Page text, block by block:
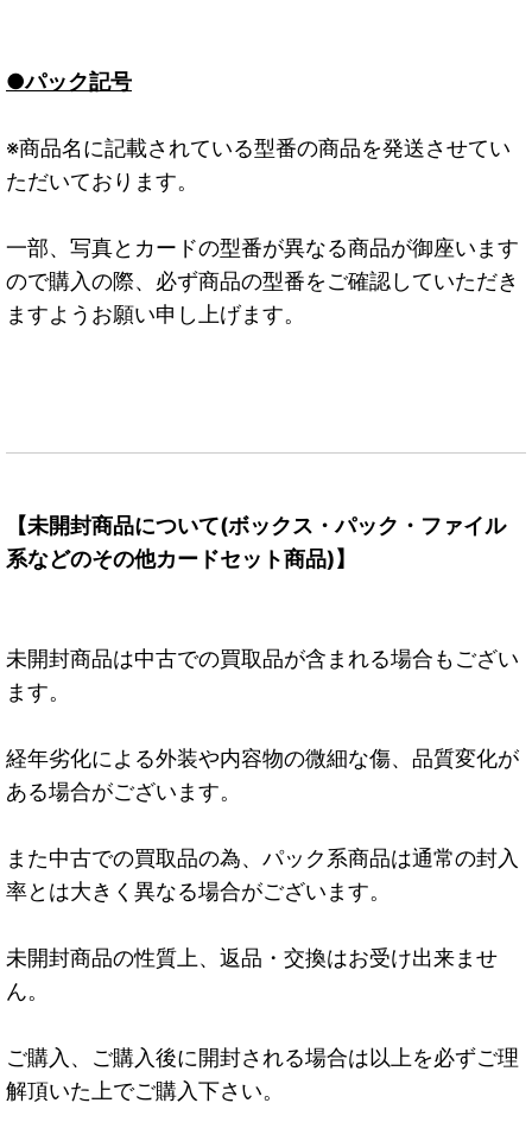
●パック記号
※商品名に記載されている型番の商品を発送させてい
ただいております。
一部、写真とカードの型番が異なる商品が御座います
ので購入の際、必ず商品の型番をご確認していただき
ますようお願い申し上げます。
【未開封商品について(ボックス・パック・ファイル
系などのその他カードセット商品)】
未開封商品は中古での買取品が含まれる場合もござい
ます。
経年劣化による外装や内容物の微細な傷、品質変化が
ある場合がございます。
また中古での買取品の為、パック系商品は通常の封入
率とは大きく異なる場合がございます。
未開封商品の性質上、返品・交換はお受け出来ませ
ん。
ご購入、ご購入後に開封される場合は以上を必ずご理
解頂いた上でご購入下さい。